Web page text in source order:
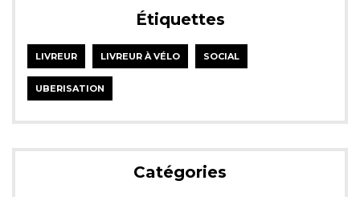
Étiquettes
LIVREUR LIVREUR À VÉLO SOCIAL
UBERISATION
Catégories